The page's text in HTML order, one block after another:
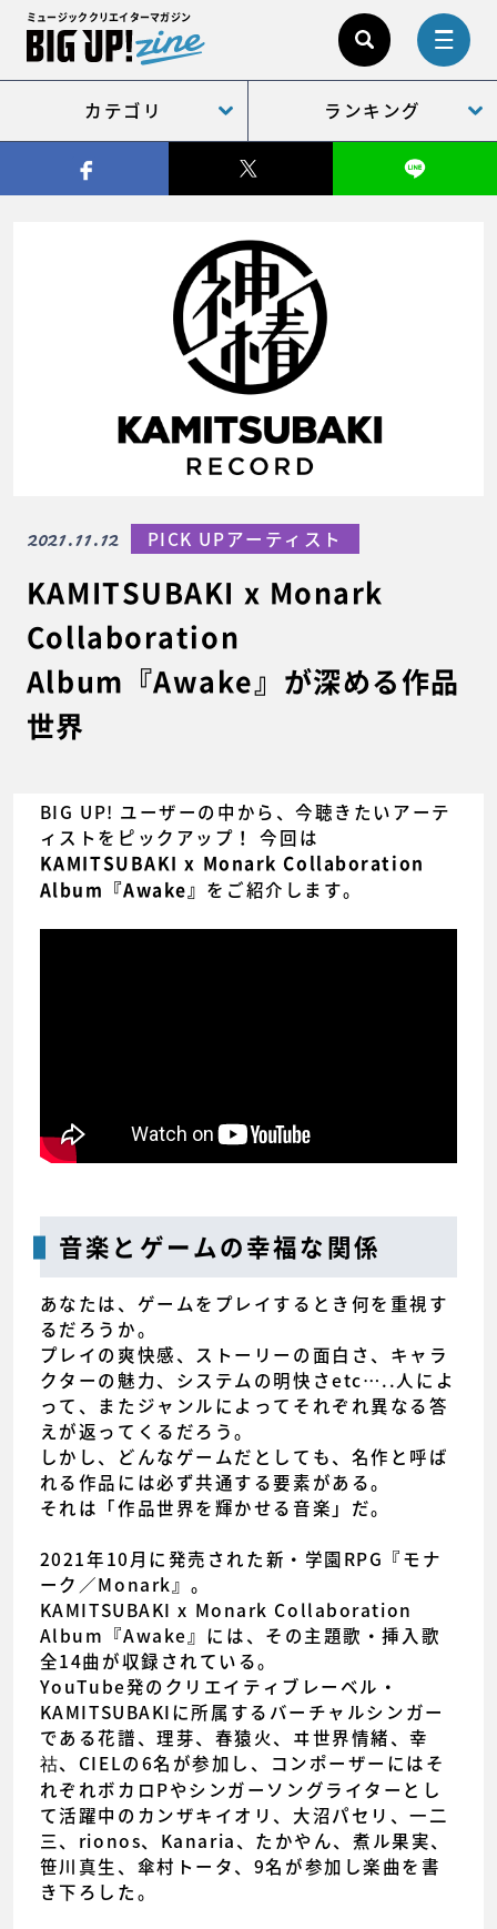
ミュージッククリエイターマガジン
カテゴリ ランキング
KAMITSUBAKI x Monark
Collaboration
Album『Awake』が深める作品
世界
2021.11.12 PICK UPアーティスト
BIG UP! ユーザーの中から、今聴きたいアーテ
ィストをピックアップ！ 今回は
KAMITSUBAKI x Monark Collaboration
Album『Awake』 をご紹介します。
音楽とゲームの幸福な関係
あなたは、ゲームをプレイするとき何を重視す
るだろうか。
プレイの爽快感、ストーリーの面白さ、キャラ
クターの魅力、システムの明快さetc…..人によ
って、またジャンルによってそれぞれ異なる答
えが返ってくるだろう。
しかし、どんなゲームだとしても、名作と呼ば
れる作品には必ず共通する要素がある。
それは「作品世界を輝かせる音楽」だ。
2021年10月に発売された新・学園RPG『モナ
ーク／Monark』。
KAMITSUBAKI x Monark Collaboration
Album『Awake』には、その主題歌・挿入歌
全14曲が収録されている。
YouTube発のクリエイティブレーベル・
KAMITSUBAKIに所属するバーチャルシンガー
である花譜、理芽、春猿火、ヰ世界情緒、幸
祜、CIELの6名が参加し、コンポーザーにはそ
れぞれボカロPやシンガーソングライターとし
て活躍中のカンザキイオリ、大沼パセリ、一二
三、rionos、Kanaria、たかやん、煮ル果実、
笹川真生、傘村トータ、9名が参加し楽曲を書
き下ろした。